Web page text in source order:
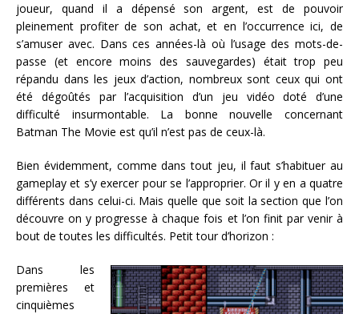
joueur, quand il a dépensé son argent, est de pouvoir
pleinement profiter de son achat, et en l’occurrence ici, de
s’amuser avec. Dans ces années-là où l’usage des mots-de-
passe (et encore moins des sauvegardes) était trop peu
répandu dans les jeux d’action, nombreux sont ceux qui ont
été dégoûtés par l’acquisition d’un jeu vidéo doté d’une
difficulté insurmontable. La bonne nouvelle concernant
Batman The Movie est qu’il n’est pas de ceux-là.
Bien évidemment, comme dans tout jeu, il faut s’habituer au
gameplay et s’y exercer pour se l’approprier. Or il y en a quatre
différents dans celui-ci. Mais quelle que soit la section que l’on
découvre on y progresse à chaque fois et l’on finit par venir à
bout de toutes les difficultés. Petit tour d’horizon :
Dans les
premières et
cinquièmes